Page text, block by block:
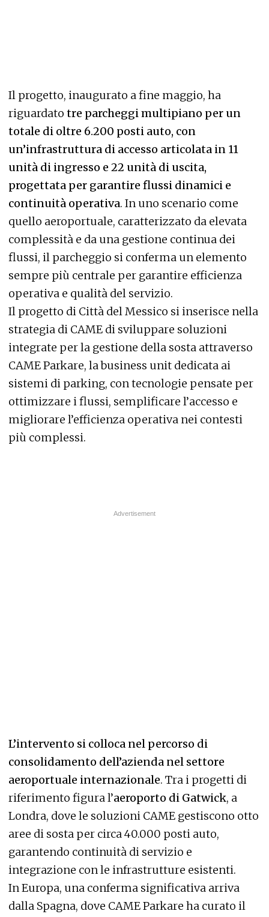
Il progetto, inaugurato a fine maggio, ha
riguardato tre parcheggi multipiano per un
totale di oltre 6.200 posti auto, con
un’infrastruttura di accesso articolata in 11
unità di ingresso e 22 unità di uscita,
progettata per garantire flussi dinamici e
continuità operativa. In uno scenario come
quello aeroportuale, caratterizzato da elevata
complessità e da una gestione continua dei
flussi, il parcheggio si conferma un elemento
sempre più centrale per garantire efficienza
operativa e qualità del servizio.
Il progetto di Città del Messico si inserisce nella
strategia di CAME di sviluppare soluzioni
integrate per la gestione della sosta attraverso
CAME Parkare, la business unit dedicata ai
sistemi di parking, con tecnologie pensate per
ottimizzare i flussi, semplificare l’accesso e
migliorare l’efficienza operativa nei contesti
più complessi.
L’intervento si colloca nel percorso di
consolidamento dell’azienda nel settore
aeroportuale internazionale. Tra i progetti di
riferimento figura l’aeroporto di Gatwick, a
Londra, dove le soluzioni CAME gestiscono otto
aree di sosta per circa 40.000 posti auto,
garantendo continuità di servizio e
integrazione con le infrastrutture esistenti.
In Europa, una conferma significativa arriva
dalla Spagna, dove CAME Parkare ha curato il